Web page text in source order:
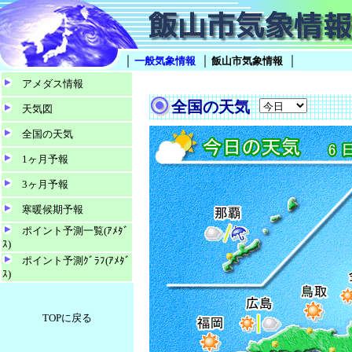
アメダス情報
天気図
全国の天気
1ヶ月予報
3ヶ月予報
寒暖候期予報
ポイント予測一覧(ｱﾒﾀﾞ
ｽ)
ポイント予測ｸﾞﾗﾌ(ｱﾒﾀﾞ
ｽ)
TOPに戻る
一般気象情報 飯山市気象情報
全国の天気